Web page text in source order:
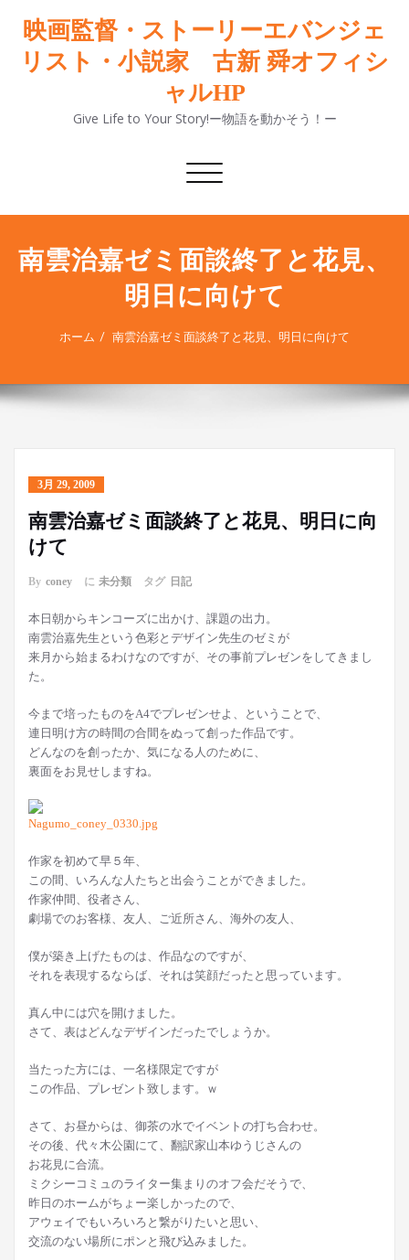
映画監督・ストーリーエバンジェ
リスト・小説家 古新 舜オフィシ
ャルHP
Give Life to Your Story!ー物語を動かそう！ー
ナ
ゲ
シ
ョ
ン
切
り
南雲治嘉ゼミ面談終了と花見、
明日に向けて
ホーム 南雲治嘉ゼミ面談終了と花見、明日に向けて
3月 29, 2009
南雲治嘉ゼミ面談終了と花見、明日に向
けて
By coney に 未分類 タグ 日記
本日朝からキンコーズに出かけ、課題の出力。
南雲治嘉先生という色彩とデザイン先生のゼミが
来月から始まるわけなのですが、その事前プレゼンをしてきまし
た。
今まで培ったものをA4でプレゼンせよ、ということで、
連日明け方の時間の合間をぬって創った作品です。
どんなのを創ったか、気になる人のために、
裏面をお見せしますね。
作家を初めて早５年、
この間、いろんな人たちと出会うことができました。
作家仲間、役者さん、
劇場でのお客様、友人、ご近所さん、海外の友人、
僕が築き上げたものは、作品なのですが、
それを表現するならば、それは笑顔だったと思っています。
真ん中には穴を開けました。
さて、表はどんなデザインだったでしょうか。
当たった方には、一名様限定ですが
この作品、プレゼント致します。ｗ
さて、お昼からは、御茶の水でイベントの打ち合わせ。
その後、代々木公園にて、翻訳家山本ゆうじさんの
お花見に合流。
ミクシーコミュのライター集まりのオフ会だそうで、
昨日のホームがちょー楽しかったので、
アウェイでもいろいろと繋がりたいと思い、
交流のない場所にポンと飛び込みました。